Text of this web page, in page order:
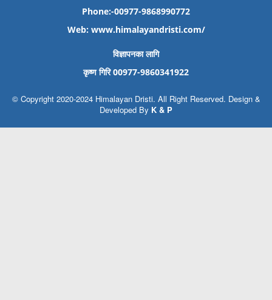
Phone:-00977-9868990772
Web: www.himalayandristi.com/
विज्ञापनका लागि
कृष्ण गिरि 00977-9860341922
© Copyright 2020-2024 Himalayan Dristi. All Right Reserved. Design &
Developed By K & P